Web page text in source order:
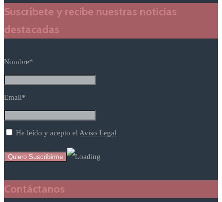
Suscríbete y recibe nuestras noticias
destacadas
Nombre*
Email*
He leído y acepto elAviso Legal
Contáctanos